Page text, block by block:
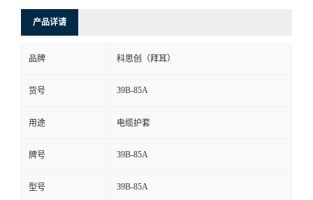
产品详请
品牌 科思创（拜耳）
货号 39B-85A
用途 电缆护套
牌号 39B-85A
型号 39B-85A